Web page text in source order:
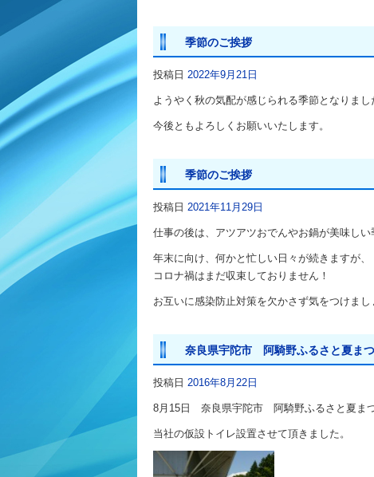
季節のご挨拶
投稿日 2022年9月21日
ようやく秋の気配が感じられる季節となりまし
今後ともよろしくお願いいたします。
季節のご挨拶
投稿日 2021年11月29日
仕事の後は、アツアツおでんやお鍋が美味しい
年末に向け、何かと忙しい日々が続きますが、
コロナ禍はまだ収束しておりません！
お互いに感染防止対策を欠かさず気をつけまし
奈良県宇陀市 阿騎野ふるさと夏ま
投稿日 2016年8月22日
8月15日 奈良県宇陀市 阿騎野ふるさと夏ま
当社の仮設トイレ設置させて頂きました。